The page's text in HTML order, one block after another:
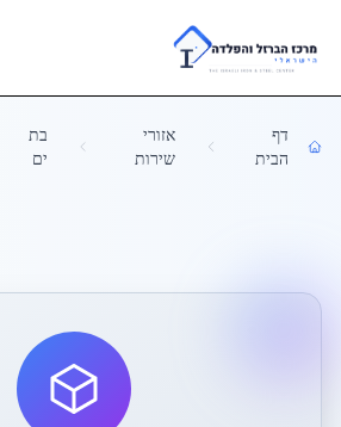
Skip to main content
דף
הבית
אזורי
שירות
בת
ים